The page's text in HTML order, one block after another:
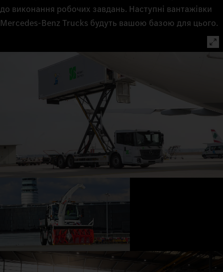
до виконання робочих завдань. Наступні вантажівки
Mercedes‑Benz Trucks будуть вашою базою для цього.